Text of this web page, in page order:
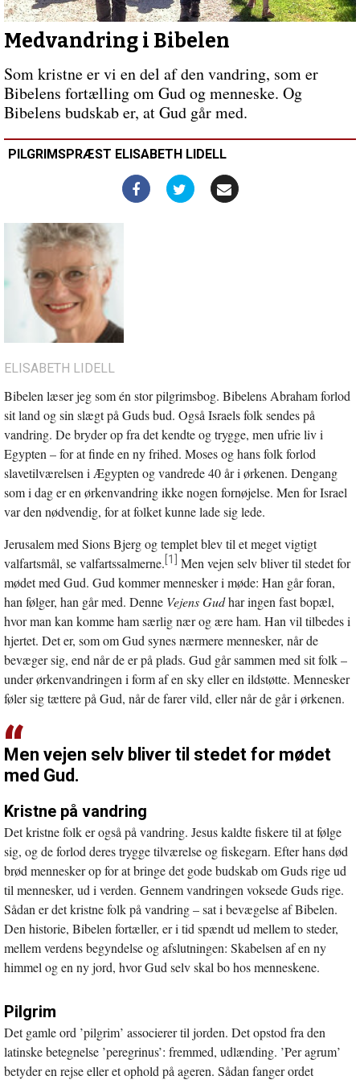
Medvandring i Bibelen
Som kristne er vi en del af den vandring, som er
Bibelens fortælling om Gud og menneske. Og
Bibelens budskab er, at Gud går med.
PILGRIMSPRÆST ELISABETH LIDELL
ELISABETH LIDELL
Bibelen læser jeg som én stor pilgrimsbog. Bibelens Abraham forlod
sit land og sin slægt på Guds bud. Også Israels folk sendes på
vandring. De bryder op fra det kendte og trygge, men ufrie liv i
Egypten – for at finde en ny frihed. Moses og hans folk forlod
slavetilværelsen i Ægypten og vandrede 40 år i ørkenen. Dengang
som i dag er en ørkenvandring ikke nogen fornøjelse. Men for Israel
var den nødvendig, for at folket kunne lade sig lede.
Jerusalem med Sions Bjerg og templet blev til et meget vigtigt
valfartsmål, se valfartssalmerne.[1] Men vejen selv bliver til stedet for
mødet med Gud. Gud kommer mennesker i møde: Han går foran,
han følger, han går med. Denne Vejens Gudhar ingen fast bopæl,
hvor man kan komme ham særlig nær og ære ham. Han vil tilbedes i
hjertet. Det er, som om Gud synes nærmere mennesker, når de
bevæger sig, end når de er på plads. Gud går sammen med sit folk –
under ørkenvandringen i form af en sky eller en ildstøtte. Mennesker
føler sig tættere på Gud, når de farer vild, eller når de går i ørkenen.
Men vejen selv bliver til stedet for mødet
med Gud.
Kristne på vandring
Det kristne folk er også på vandring. Jesus kaldte fiskere til at følge
sig, og de forlod deres trygge tilværelse og fiskegarn. Efter hans død
brød mennesker op for at bringe det gode budskab om Guds rige ud
til mennesker, ud i verden. Gennem vandringen voksede Guds rige.
Sådan er det kristne folk på vandring – sat i bevægelse af Bibelen.
Den historie, Bibelen fortæller, er i tid spændt ud mellem to steder,
mellem verdens begyndelse og afslutningen: Skabelsen af en ny
himmel og en ny jord, hvor Gud selv skal bo hos menneskene.
Pilgrim
Det gamle ord ’pilgrim’ associerer til jorden. Det opstod fra den
latinske betegnelse ’peregrinus’: fremmed, udlænding. ’Per agrum’
betyder en rejse eller et ophold på ageren. Sådan fanger ordet